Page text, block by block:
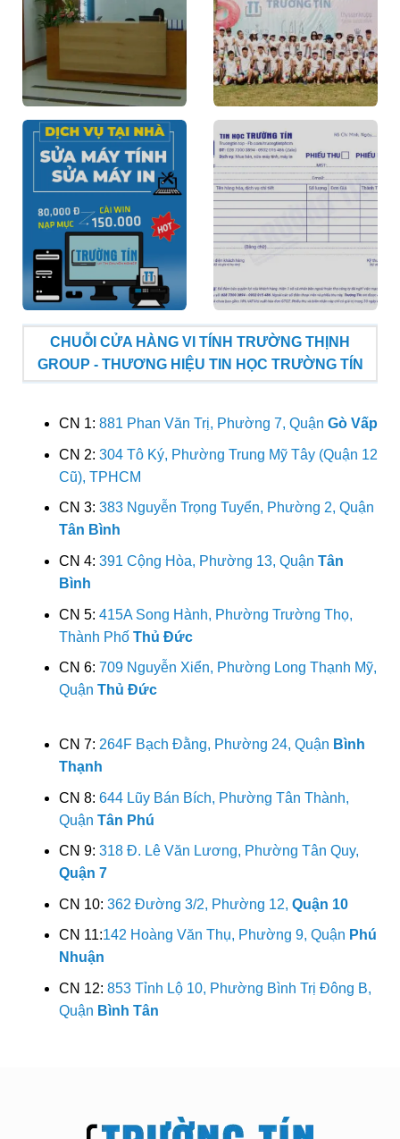
CHUỖI CỬA HÀNG VI TÍNH TRƯỜNG THỊNH
GROUP - THƯƠNG HIỆU TIN HỌC TRƯỜNG TÍN
CN 1: 881 Phan Văn Trị, Phường 7, Quận Gò Vấp
CN 2: 304 Tô Ký, Phường Trung Mỹ Tây (Quận 12
Cũ), TPHCM
CN 3: 383 Nguyễn Trọng Tuyển, Phường 2, Quận
Tân Bình
CN 4: 391 Cộng Hòa, Phường 13, Quận Tân
Bình
CN 5: 415A Song Hành, Phường Trường Thọ,
Thành Phố Thủ Đức
CN 6: 709 Nguyễn Xiển, Phường Long Thạnh Mỹ,
Quận Thủ Đức
CN 7: 264F Bạch Đằng, Phường 24, Quận Bình
Thạnh
CN 8: 644 Lũy Bán Bích, Phường Tân Thành,
Quận Tân Phú
CN 9: 318 Đ. Lê Văn Lương, Phường Tân Quy,
Quận 7
CN 10: 362 Đường 3/2, Phường 12, Quận 10
CN 11:142 Hoàng Văn Thụ, Phường 9, Quận Phú
Nhuận
CN 12: 853 Tỉnh Lộ 10, Phường Bình Trị Đông B,
Quận Bình Tân